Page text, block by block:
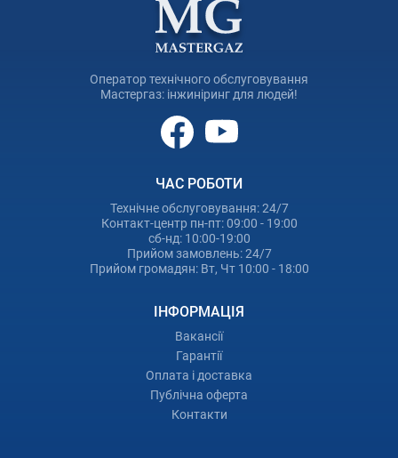
При контрольних перевірках КТЕ може встановити
додаткову пломбу, алеВаш статус обліку
Паспорт(и) власника(ів), ІПН, документ на житло,
техпаспорт лічильника.
Так, для колективних заявок діє система знижок і
Замовляйте постановку лічильника гарячої води на облік
— і сплачуйте лише те, що реально споживаєте!
Оператор технічного обслуговування
Мастергаз: інжиніринг для людей!
ЧАС РОБОТИ
Технічне обслуговування: 24/7
Контакт-центр пн-пт: 09:00 - 19:00
сб-нд: 10:00-19:00
Прийом замовлень: 24/7
Прийом громадян: Вт, Чт 10:00 - 18:00
ІНФОРМАЦІЯ
Вакансії
Гарантії
Оплата і доставка
Публічна оферта
Контакти